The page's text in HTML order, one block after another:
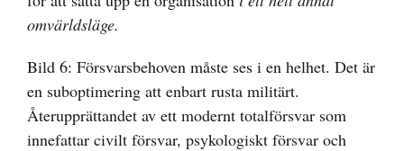
omvärldsläge.
Bild 6: Försvarsbehoven måste ses i en helhet. Det är
en suboptimering att enbart rusta militärt.
Återupprättandet av ett modernt totalförsvar som
innefattar civilt försvar, psykologiskt försvar och